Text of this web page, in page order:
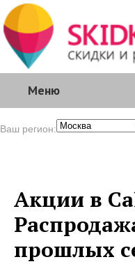
Меню
Ваш регион:
Акции в
прошлых